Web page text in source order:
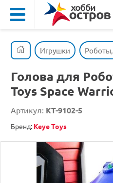
Игрушки
Голова для
Toys Space
Артикул: KT-9102-5
Бренд: Keye Toys